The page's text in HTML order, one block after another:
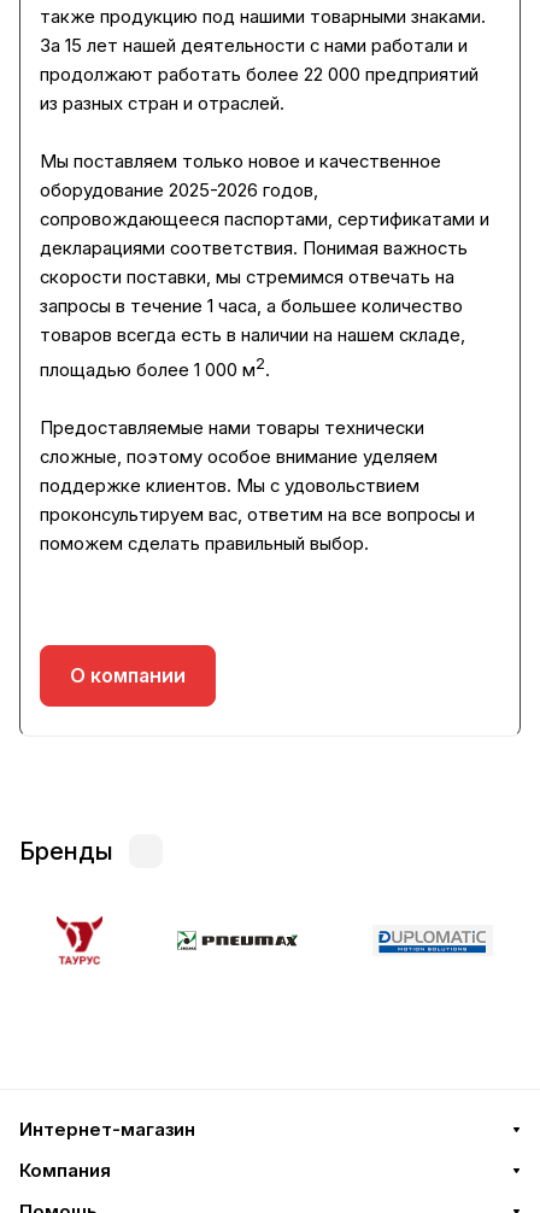
также продукцию под нашими товарными знаками.
За 15 лет нашей деятельности с нами работали и
продолжают работать более 22 000 предприятий
из разных стран и отраслей.
Мы поставляем только новое и качественное
оборудование 2025-2026 годов,
сопровождающееся паспортами, сертификатами и
декларациями соответствия. Понимая важность
скорости поставки, мы стремимся отвечать на
запросы в течение 1 часа, а большее количество
товаров всегда есть в наличии на нашем складе,
площадью более 1 000 м2.
Предоставляемые нами товары технически
сложные, поэтому особое внимание уделяем
поддержке клиентов. Мы с удовольствием
проконсультируем вас, ответим на все вопросы и
поможем сделать правильный выбор.
О компании
Бренды
Интернет-магазин
Компания